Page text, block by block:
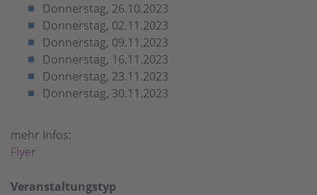
Donnerstag, 26.10.2023
Donnerstag, 02.11.2023
Donnerstag, 09.11.2023
Donnerstag, 16.11.2023
Donnerstag, 23.11.2023
Donnerstag, 30.11.2023
mehr Infos:
Flyer
Veranstaltungstyp